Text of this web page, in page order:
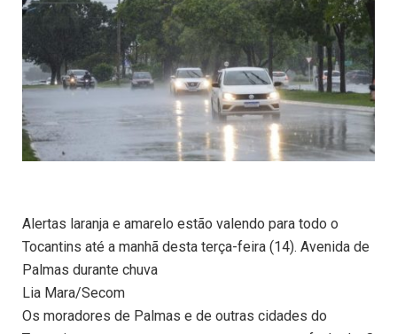
Alertas laranja e amarelo estão valendo para todo o
Tocantins até a manhã desta terça-feira (14). Avenida de
Palmas durante chuva
Lia Mara/Secom
Os moradores de Palmas e de outras cidades do